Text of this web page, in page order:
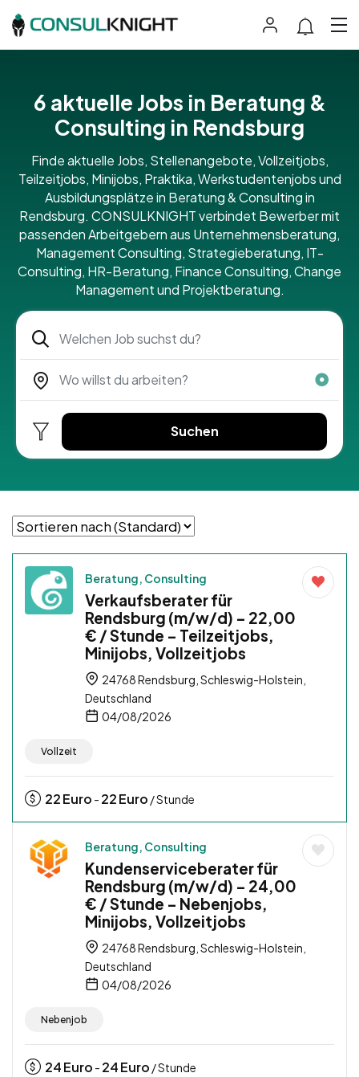
6 aktuelle Jobs in Beratung &
Consulting in Rendsburg
Finde aktuelle Jobs, Stellenangebote, Vollzeitjobs,
Teilzeitjobs, Minijobs, Praktika, Werkstudentenjobs und
Ausbildungsplätze in Beratung & Consulting in
Rendsburg. CONSULKNIGHT verbindet Bewerber mit
passenden Arbeitgebern aus Unternehmensberatung,
Management Consulting, Strategieberatung, IT-
Consulting, HR-Beratung, Finance Consulting, Change
Management und Projektberatung.
Suchen
Beratung, Consulting
Verkaufsberater für
Rendsburg (m/w/d) – 22,00
€ / Stunde – Teilzeitjobs,
Minijobs, Vollzeitjobs
24768 Rendsburg, Schleswig-Holstein,
Deutschland
04/08/2026
Vollzeit
22Euro - 22Euro / Stunde
Beratung, Consulting
Kundenserviceberater für
Rendsburg (m/w/d) – 24,00
€ / Stunde – Nebenjobs,
Minijobs, Vollzeitjobs
24768 Rendsburg, Schleswig-Holstein,
Deutschland
04/08/2026
Nebenjob
24Euro - 24Euro / Stunde